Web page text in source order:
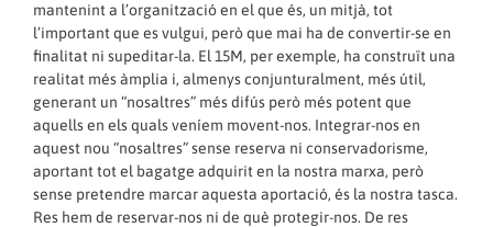
mantenint a l’organització en el que és, un mitjà, tot
l’important que es vulgui, però que mai ha de convertir-se en
finalitat ni supeditar-la. El 15M, per exemple, ha construït una
realitat més àmplia i, almenys conjunturalment, més útil,
generant un “nosaltres” més difús però més potent que
aquells en els quals veníem movent-nos. Integrar-nos en
aquest nou “nosaltres” sense reserva ni conservadorisme,
aportant tot el bagatge adquirit en la nostra marxa, però
sense pretendre marcar aquesta aportació, és la nostra tasca.
Res hem de reservar-nos ni de què protegir-nos. De res